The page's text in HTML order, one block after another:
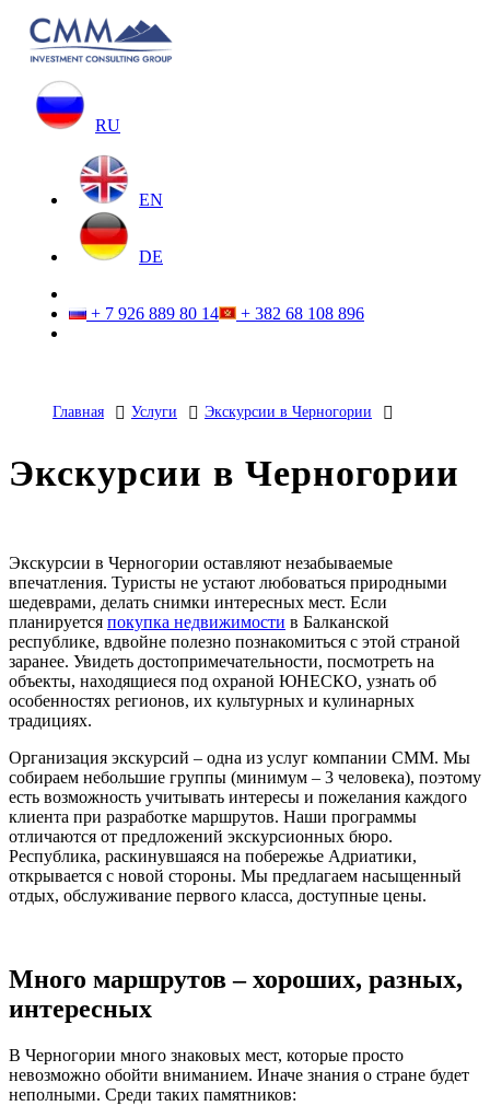
RU
EN
DE
+ 7 926 889 80 14 + 382 68 108 896
Главная Услуги Экскурсии в Черногории
Экскурсии в Черногории
Экскурсии в Черногории оставляют незабываемые
впечатления. Туристы не устают любоваться природными
шедеврами, делать снимки интересных мест. Если
планируется покупка недвижимости в Балканской
республике, вдвойне полезно познакомиться с этой страной
заранее. Увидеть достопримечательности, посмотреть на
объекты, находящиеся под охраной ЮНЕСКО, узнать об
особенностях регионов, их культурных и кулинарных
традициях.
Организация экскурсий – одна из услуг компании СММ. Мы
собираем небольшие группы (минимум – 3 человека), поэтому
есть возможность учитывать интересы и пожелания каждого
клиента при разработке маршрутов. Наши программы
отличаются от предложений экскурсионных бюро.
Республика, раскинувшаяся на побережье Адриатики,
открывается с новой стороны. Мы предлагаем насыщенный
отдых, обслуживание первого класса, доступные цены.
Много маршрутов – хороших, разных,
интересных
В Черногории много знаковых мест, которые просто
невозможно обойти вниманием. Иначе знания о стране будет
неполными. Среди таких памятников: